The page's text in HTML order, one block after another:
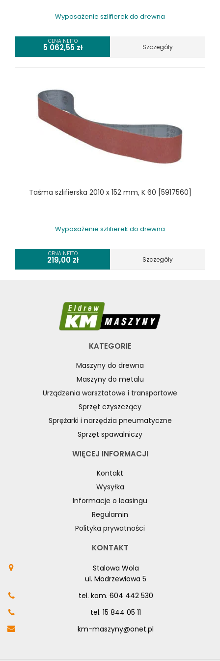
URZĄDZENIA WARSZTATOWE I TRANSPORTOWE
SPRĘŻARKI I NARZĘDZIA PNEUMATYCZNE
KOSZT DOSTAWY
Wyposażenie szlifierek do drewna
CENA NETTO
5 062,55 zł Szczegóły
Taśma szlifierska 2010 x 152 mm, K 60 [5917560]
Wyposażenie szlifierek do drewna
CENA NETTO
219,00 zł Szczegóły
KATEGORIE
Maszyny do drewna
Maszyny do metalu
Urządzenia warsztatowe i transportowe
Sprzęt czyszczący
Sprężarki i narzędzia pneumatyczne
Sprzęt spawalniczy
WIĘCEJ INFORMACJI
Kontakt
Wysyłka
Informacje o leasingu
Regulamin
Polityka prywatności
KONTAKT
Stalowa Wola
ul. Modrzewiowa 5
tel. kom. 604 442 530
tel. 15 844 05 11
km-maszyny@onet.pl